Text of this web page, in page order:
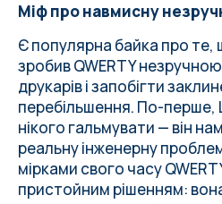
Міф про навмисну
Є популярна байка про
зробив QWERTY
друкарів і запобігти
перебільшення. По-
нікого гальмувати — він
реальну інженерну
мірками свого часу
пристойним рішенням: